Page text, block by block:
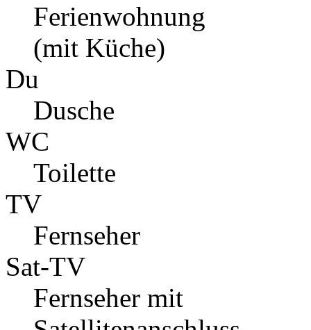
Ferienwohnung
(mit Küche)
Du
Dusche
WC
Toilette
TV
Fernseher
Sat-TV
Fernseher mit